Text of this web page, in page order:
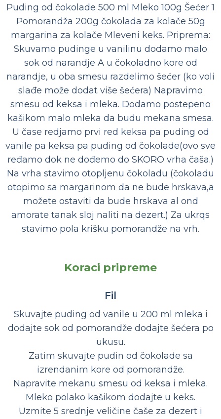
Puding od čokolade 500 ml Mleko 100g Šećer 1
Pomorandža 200g čokolada za kolače 50g
margarina za kolače Mleveni keks. Priprema:
Skuvamo pudinge u vanilinu dodamo malo
sok od narandje A u čokoladno kore od
narandje, u oba smesu razdelimo šećer (ko voli
slađe može dodat više šećera) Napravimo
smesu od keksa i mleka. Dodamo postepeno
kašikom malo mleka da budu mekana smesa.
U čase redjamo prvi red keksa pa puding od
vanile pa keksa pa puding od čokolade(ovo sve
ređamo dok ne dođemo do SKORO vrha čaša.)
Na vrha stavimo otopljenu čokoladu (čokoladu
otopimo sa margarinom da ne bude hrskava,a
možete ostaviti da bude hrskava al ond
amorate tanak sloj naliti na dezert.) Za ukrqs
stavimo pola krišku pomorandže na vrh.
Koraci pripreme
Fil
Skuvajte puding od vanile u 200 ml mleka i
dodajte sok od pomorandže dodajte šećera po
ukusu.
Zatim skuvajte pudin od čokolade sa
izrendanim kore od pomorandže.
Napravite mekanu smesu od keksa i mleka.
Mleko polako kašikom dodajte u keks.
Uzmite 5 srednje veličine čaše za dezert i